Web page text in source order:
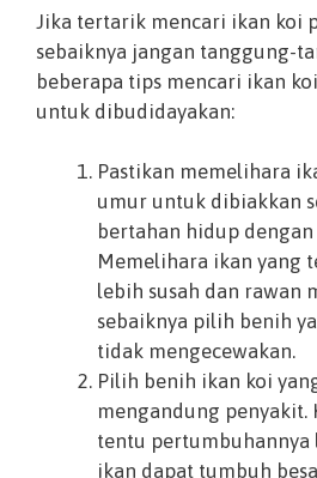
Jika tertarik mencari ikan koi
sebaiknya jangan tanggung-
beberapa tips mencari ikan
untuk dibudidayakan:
Pastikan memelihara
umur untuk dibiakkan
bertahan hidup
Memelihara ikan yang
lebih susah dan rawan
sebaiknya pilih benih
tidak mengecewakan.
Pilih benih ikan koi
mengandung penyakit.
tentu pertumbuhannya
ikan dapat tumbuh